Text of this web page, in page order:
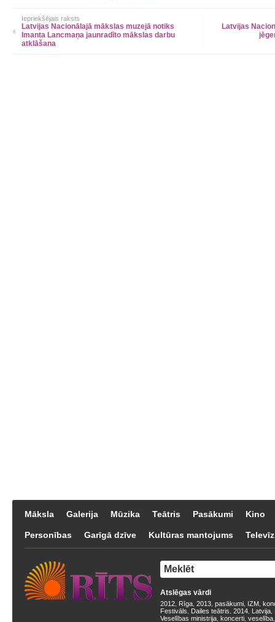
Iepriekšējais raksts
Latvijas Nacionālajā mākslas muzejā notiks
Imanta Lancmaņa jaunradīto mākslas darbu
atklāšana
Latvijas
Māksla Galerija Mūzika Teātris Pasākumi Kino
Personības Garīgā dzīve Kultūras mantojums
Atslēgas vārdi
2012 Rīga 2013 pasākumi IZM
Festivāls
Dailes teātris 2014 Latvija
Veselības ministrija koncerti veselība